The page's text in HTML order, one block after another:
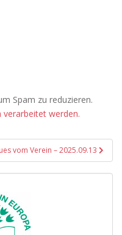
Spam zu reduzieren.
werden.
vom Verein – 2025.09.13